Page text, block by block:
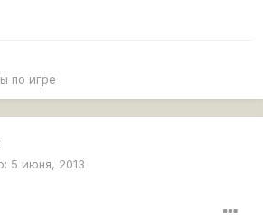
по игре
5 июня, 2013